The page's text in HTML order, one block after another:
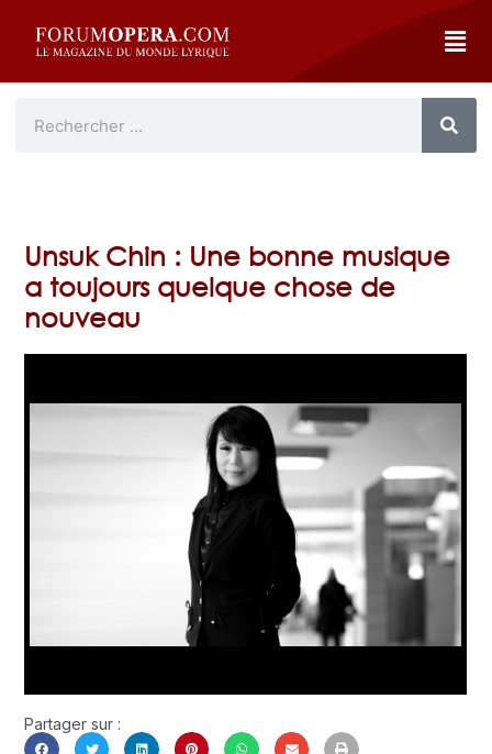
Unsuk Chin : Une bonne musique
a toujours quelque chose de
nouveau
Partager sur :